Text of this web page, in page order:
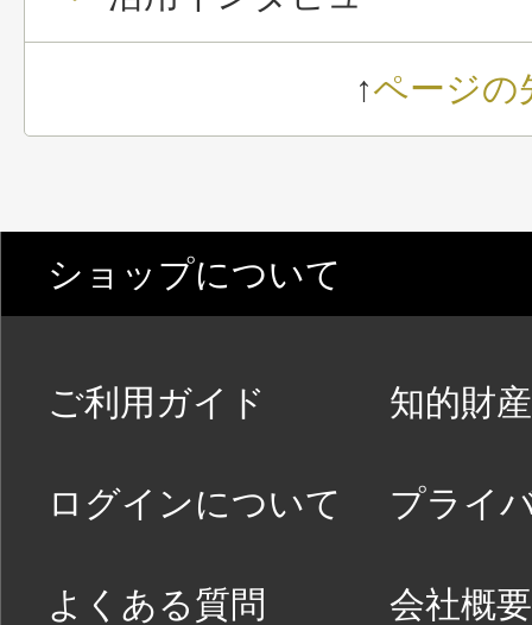
↑ページの
ショップについて
ご利用ガイド
ログインについて
よくある質問
知的財産
プライ
会社概要